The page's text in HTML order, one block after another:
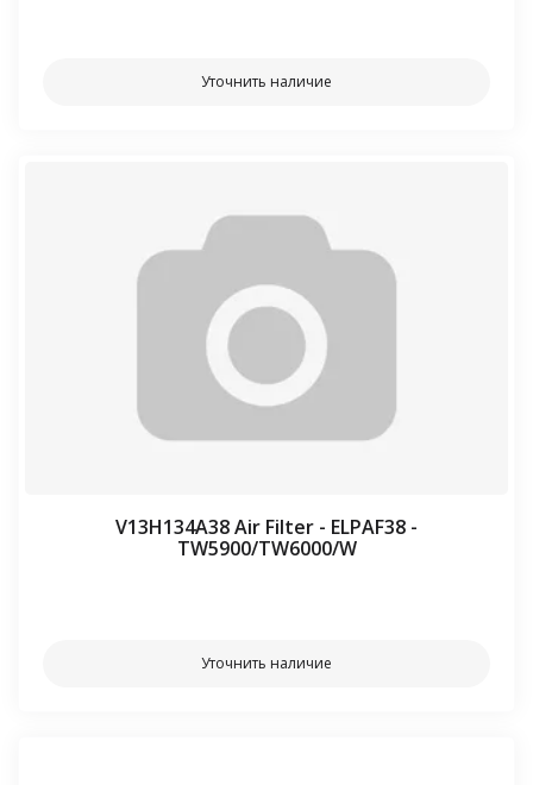
Уточнить наличие
V13H134A38 Air Filter - ELPAF38 -
TW5900/TW6000/W
Уточнить наличие